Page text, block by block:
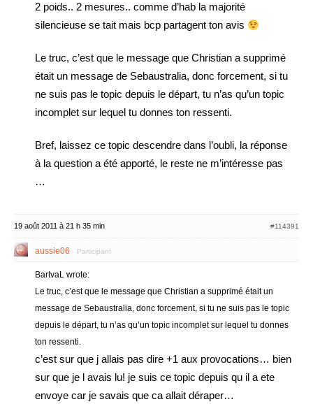
2 poids.. 2 mesures.. comme d’hab la majorité
silencieuse se tait mais bcp partagent ton avis
Le truc, c’est que le message que Christian a supprimé
était un message de Sebaustralia, donc forcement, si tu
ne suis pas le topic depuis le départ, tu n’as qu’un topic
incomplet sur lequel tu donnes ton ressenti.
Bref, laissez ce topic descendre dans l’oubli, la réponse
à la question a été apporté, le reste ne m’intéresse pas
…
19 août 2011 à 21 h 35 min #114391
aussie06 Participant
BartvaL wrote:
Le truc, c’est que le message que Christian a supprimé était un
message de Sebaustralia, donc forcement, si tu ne suis pas le topic
depuis le départ, tu n’as qu’un topic incomplet sur lequel tu donnes
ton ressenti.
c’est sur que j allais pas dire +1 aux provocations… bien
sur que je l avais lu! je suis ce topic depuis qu il a ete
envoye car je savais que ca allait déraper…